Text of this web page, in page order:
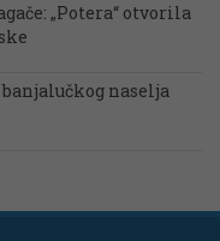
„Potera“ otvorila
naselja